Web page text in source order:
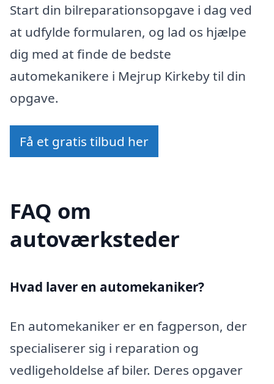
Start din bilreparationsopgave i dag ved
at udfylde formularen, og lad os hjælpe
dig med at finde de bedste
automekanikere i Mejrup Kirkeby til din
opgave.
Få et gratis tilbud her
FAQ om
autoværksteder
Hvad laver en automekaniker?
En automekaniker er en fagperson, der
specialiserer sig i reparation og
vedligeholdelse af biler. Deres opgaver